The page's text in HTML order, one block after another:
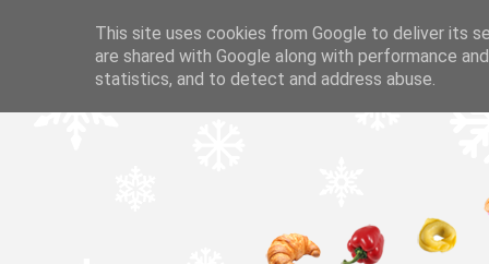
This site uses cookies from Google to deliver its
are shared with Google along with performance
statistics, and to detect and address abuse.